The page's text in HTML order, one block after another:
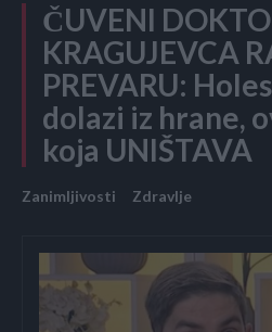
ČUVENI
KRAGUJEVCA
PREVARU:
dolazi iz hrane,
koja UNIŠTAVA
Zanimljivosti Zdravlje